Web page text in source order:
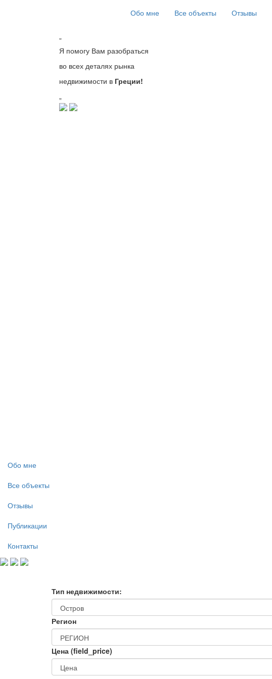
Обо мне Все объекты Отзывы
”
Я помогу Вам разобраться
во всех деталях рынка
недвижимости в Греции!
„
Обо мне
Все объекты
Отзывы
Публикации
Контакты
Тип недвижимости:
Регион
Цена (field_price)